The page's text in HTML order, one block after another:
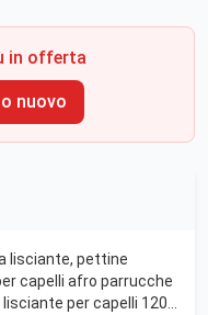
in offerta
nuovo
lisciante, pettine
capelli afro parrucche
per capelli 120-